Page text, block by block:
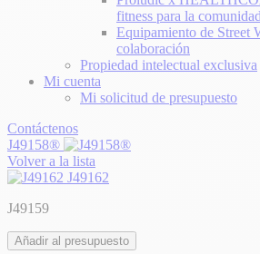
fitness para la comunidad
Equipamiento de Street
colaboración
Propiedad intelectual exclusiva
Mi cuenta
Mi solicitud de presupuesto
Contáctenos
J49158®
Volver a la lista
J49162
J49159
Añadir al presupuesto